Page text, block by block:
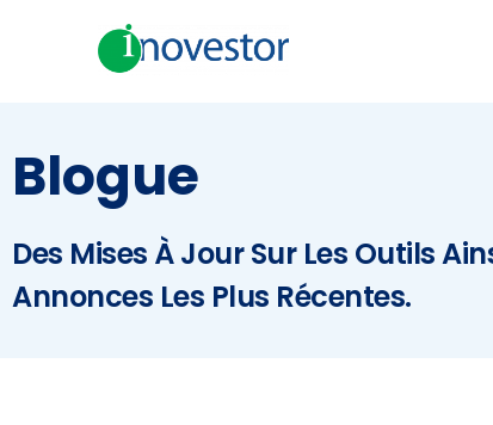
Blogue
Des Mises À Jour Sur Les Outils
Annonces Les Plus Récentes.